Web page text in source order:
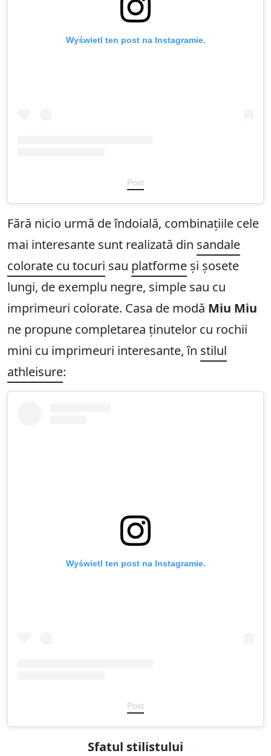
Wyświetl ten post na Instagramie.
Post
Fără nicio urmă de îndoială, combinațiile cele
mai interesante sunt realizată din sandale
colorate cu tocuri sau platforme și șosete
lungi, de exemplu negre, simple sau cu
imprimeuri colorate. Casa de modă Miu Miu
ne propune completarea ținutelor cu rochii
mini cu imprimeuri interesante, în stilul
athleisure:
Wyświetl ten post na Instagramie.
Post
Sfatul stilistului